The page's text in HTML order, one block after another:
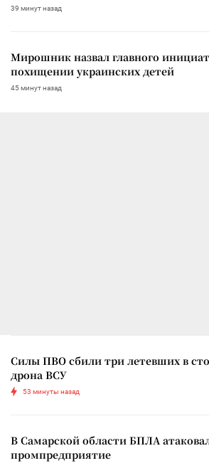
39 минут назад
Мирошник назвал главного
похищении украинских детей
45 минут назад
Силы ПВО сбили три летевших в
дрона ВСУ
53 минуты назад
В Самарской области БПЛА
промпредприятие